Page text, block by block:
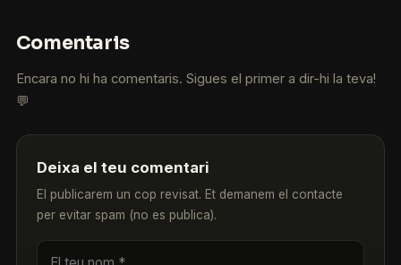
Comentaris
Encara no hi ha comentaris. Sigues el primer a dir-hi la teva!
💬
Deixa el teu comentari
El publicarem un cop revisat. Et demanem el contacte
per evitar spam (no es publica).